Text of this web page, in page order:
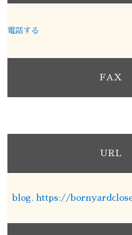
電話する
FAX
URL
blog. https://